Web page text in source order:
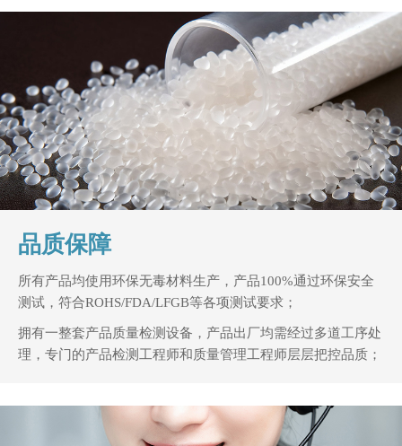
品质保障
所有产品均使用环保无毒材料生产，产品100%通过环保安全
测试，符合ROHS/FDA/LFGB等各项测试要求；
拥有一整套产品质量检测设备，产品出厂均需经过多道工序处
理，专门的产品检测工程师和质量管理工程师层层把控品质；